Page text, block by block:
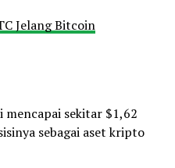
Jelang Bitcoin
sekitar $1,62
sebagai aset kripto